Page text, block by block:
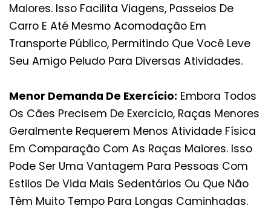
Maiores. Isso Facilita Viagens, Passeios De
Carro E Até Mesmo Acomodação Em
Transporte Público, Permitindo Que Você Leve
Seu Amigo Peludo Para Diversas Atividades.
Menor Demanda De Exercício: Embora Todos
Os Cães Precisem De Exercício, Raças Menores
Geralmente Requerem Menos Atividade Física
Em Comparação Com As Raças Maiores. Isso
Pode Ser Uma Vantagem Para Pessoas Com
Estilos De Vida Mais Sedentários Ou Que Não
Têm Muito Tempo Para Longas Caminhadas.